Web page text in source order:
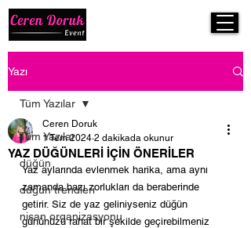
Yazı
Tüm Yazılar
düğün
düğün trendleri
nişan organizasyonu
Tüm Yazılar
YAZ DÜĞÜNLERİ İÇİN ÖNERİLER
Ceren Doruk
1 Tem 2024 2 dakikada okunur
Yaz aylarında evlenmek harika, ama aynı
zamanda bazı zorlukları da beraberinde
getirir. Siz de yaz geliniyseniz düğün
gününüzü rahat bir şekilde geçirebilmeniz